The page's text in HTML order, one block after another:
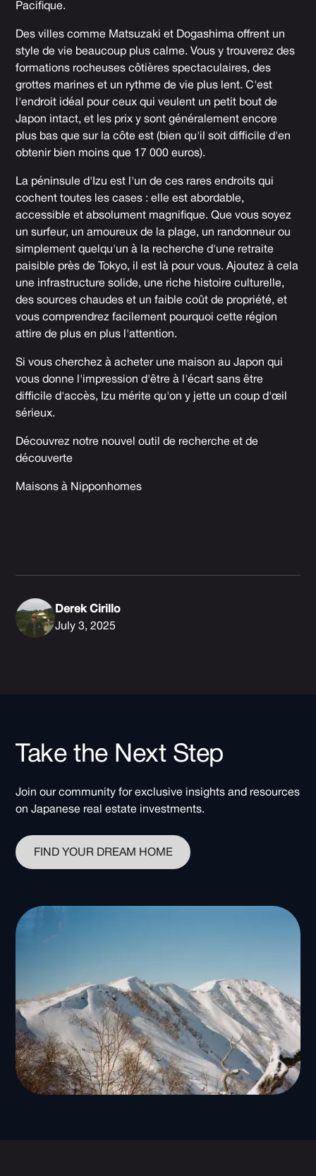
Pacifique.
Des villes comme Matsuzaki et Dogashima offrent un
style de vie beaucoup plus calme. Vous y trouverez des
formations rocheuses côtières spectaculaires, des
grottes marines et un rythme de vie plus lent. C'est
l'endroit idéal pour ceux qui veulent un petit bout de
Japon intact, et les prix y sont généralement encore
plus bas que sur la côte est (bien qu'il soit difficile d'en
obtenir bien moins que 17 000 euros).
La péninsule d'Izu est l'un de ces rares endroits qui
cochent toutes les cases : elle est abordable,
accessible et absolument magnifique. Que vous soyez
un surfeur, un amoureux de la plage, un randonneur ou
simplement quelqu'un à la recherche d'une retraite
paisible près de Tokyo, il est là pour vous. Ajoutez à cela
une infrastructure solide, une riche histoire culturelle,
des sources chaudes et un faible coût de propriété, et
vous comprendrez facilement pourquoi cette région
attire de plus en plus l'attention.
Si vous cherchez à acheter une maison au Japon qui
vous donne l'impression d'être à l'écart sans être
difficile d'accès, Izu mérite qu'on y jette un coup d'œil
sérieux.
Découvrez notre nouvel outil de recherche et de
découverte
Maisons à Nipponhomes
Derek Cirillo
July 3, 2025
Take the Next Step
Join our community for exclusive insights and resources
on Japanese real estate investments.
FIND YOUR DREAM HOME